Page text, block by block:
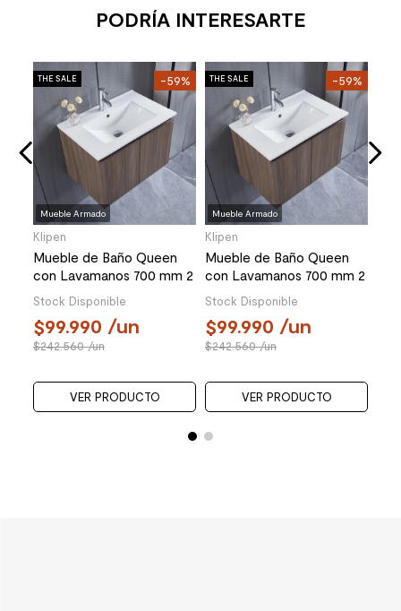
PODRÍA INTERESARTE
THE SALE -59%
Mueble Armado
Klipen
Mueble de Baño Queen
con Lavamanos 700 mm 2
Puertas Choco
Stock Disponible
99.990 /un
242.560/un
VER PRODUCTO
THE SALE -59%
Mueble Armado
Klipen
Mueble de Baño Queen
con Lavamanos 700 mm 2
Puertas Choco
Stock Disponible
99.990 /un
242.560/un
VER PRODUCTO